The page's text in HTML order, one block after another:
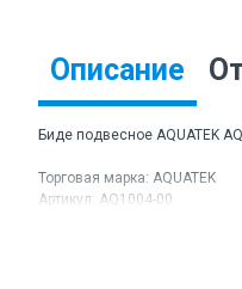
Описание
Биде подвесное AQUATEK
Торговая марка: AQUATEK
Артикул: AQ1004-00